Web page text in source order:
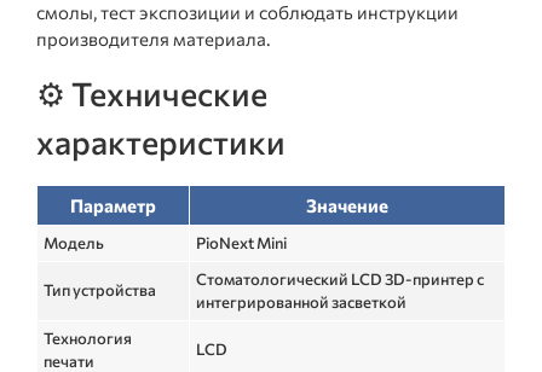
смолы, тест экспозиции и соблюдать инструкции
производителя материала.
⚙️ Технические
характеристики
Параметр Значение
Модель PioNext Mini
Тип устройства
Стоматологический LCD 3D-принтер с
интегрированной засветкой
Технология
печати
LCD